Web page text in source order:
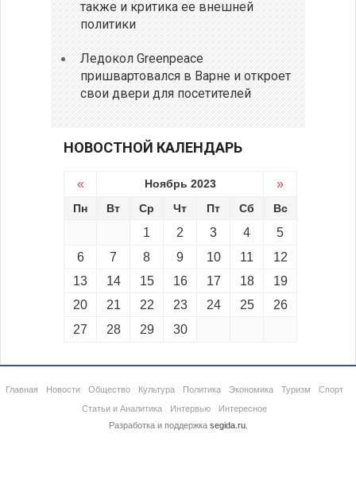
также и критика ее внешней
политики
Ледокол Greenpeace
пришвартовался в Варне и откроет
свои двери для посетителей
НОВОСТНОЙ КАЛЕНДАРЬ
« Ноябрь 2023 »
Пн Вт Ср Чт Пт Сб Вс
1 2 3 4
5
6
7 8 9 10 11
12
13
14 15 16 17 18
19
20
21 22 23 24 25
26
27
28 29 30
Главная Новости Общество Культура Политика Экономика Туризм
Спорт
Статьи и Аналитика
Интервью
Интересное
Разработка и поддержка segida.ru.